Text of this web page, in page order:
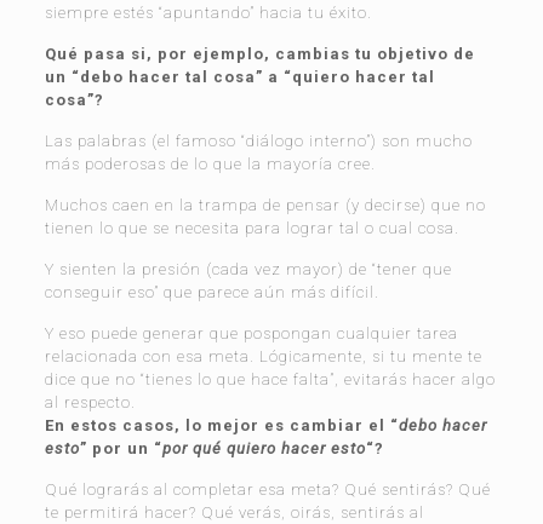
siempre estés “apuntando” hacia tu éxito.
Qué pasa si, por ejemplo, cambias tu objetivo de
un “debo hacer tal cosa” a “quiero hacer tal
cosa”?
Las palabras (el famoso “diálogo interno”) son mucho
más poderosas de lo que la mayoría cree.
Muchos caen en la trampa de pensar (y decirse) que no
tienen lo que se necesita para lograr tal o cual cosa.
Y sienten la presión (cada vez mayor) de “tener que
conseguir eso” que parece aún más difícil.
Y eso puede generar que pospongan cualquier tarea
relacionada con esa meta. Lógicamente, si tu mente te
dice que no “tienes lo que hace falta”, evitarás hacer algo
al respecto.
En estos casos, lo mejor es cambiar el “debo hacer
esto” por un “por qué quiero hacer esto“?
Qué lograrás al completar esa meta? Qué sentirás? Qué
te permitirá hacer? Qué verás, oirás, sentirás al